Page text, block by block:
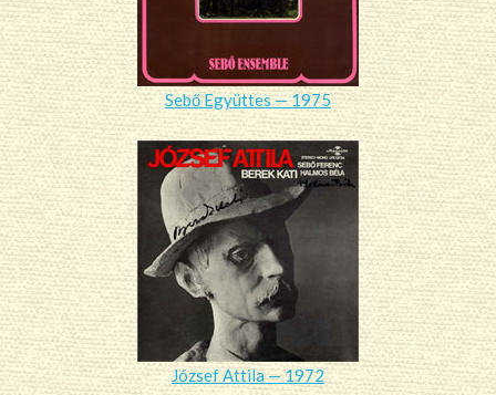
Sebő Együttes — 1975
József Attila — 1972